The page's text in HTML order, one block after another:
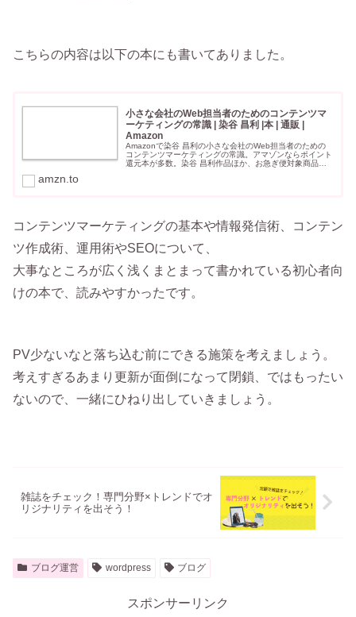
こちらの内容は以下の本にも書いてありました。
小さな会社のWeb担当者のためのコンテンツマ
ーケティングの常識 | 染谷 昌利 |本 | 通販 |
Amazon
Amazonで染谷 昌利の小さな会社のWeb担当者のための
コンテンツマーケティングの常識。アマゾンならポイント
還元本が多数。染谷 昌利作品ほか、お急ぎ便対象商品は
amzn.to
コンテンツマーケティングの基本や情報発信術、コンテン
ツ作成術、運用術やSEOについて、
大事なところが広く浅くまとまって書かれている初心者向
けの本で、読みやすかったです。
PV少ないなと落ち込む前にできる施策を考えましょう。
考えすぎるあまり更新が面倒になって閉鎖、ではもったい
ないので、一緒にひねり出していきましょう。
雑誌をチェック！専門分野×トレンドでオ
リジナリティを出そう！
ブログ運営 wordpress ブログ
スポンサーリンク